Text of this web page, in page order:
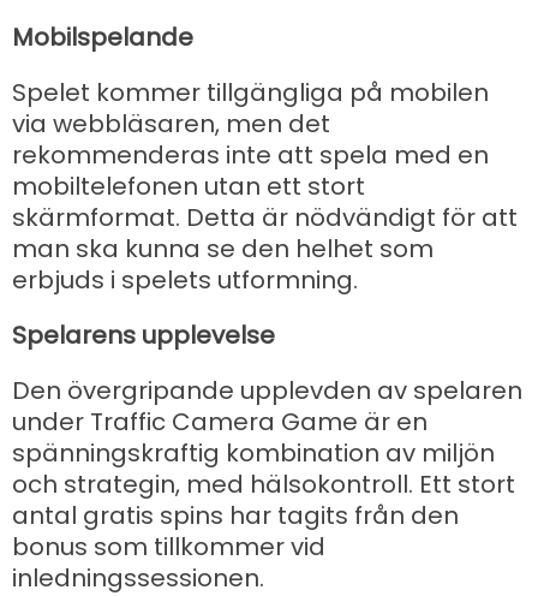
Mobilspelande
Spelet kommer tillgängliga på mobilen
via webbläsaren, men det
rekommenderas inte att spela med en
mobiltelefonen utan ett stort
skärmformat. Detta är nödvändigt för att
man ska kunna se den helhet som
erbjuds i spelets utformning.
Spelarens upplevelse
Den övergripande upplevden av spelaren
under Traffic Camera Game är en
spänningskraftig kombination av miljön
och strategin, med hälsokontroll. Ett stort
antal gratis spins har tagits från den
bonus som tillkommer vid
inledningssessionen.